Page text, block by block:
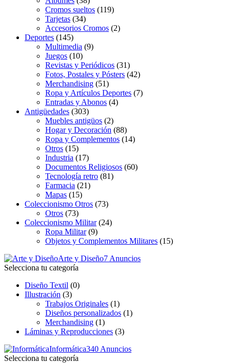
Cromos sueltos (119)
Tarjetas (34)
Accesorios Cromos (2)
Deportes (145)
Multimedia (9)
Juegos (10)
Revistas y Periódicos (31)
Fotos, Postales y Pósters (42)
Merchandising (51)
Ropa y Artículos Deportes (7)
Entradas y Abonos (4)
Antigüedades (303)
Muebles antigüos (2)
Hogar y Decoración (88)
Ropa y Complementos (14)
Otros (15)
Industria (17)
Documentos Religiosos (60)
Tecnología retro (81)
Farmacia (21)
Mapas (15)
Coleccionismo Otros (73)
Otros (73)
Coleccionismo Militar(24)
Ropa Militar(9)
Objetos y Complementos Militares (15)
Arte y Diseño7 Anuncios
Selecciona tu categoría
Diseño Textil (0)
Illustración (3)
Trabajos Originales (1)
Diseños personalizados (1)
Merchandising (1)
Láminas y Reproducciones (3)
Informática340 Anuncios
Selecciona tu categoría